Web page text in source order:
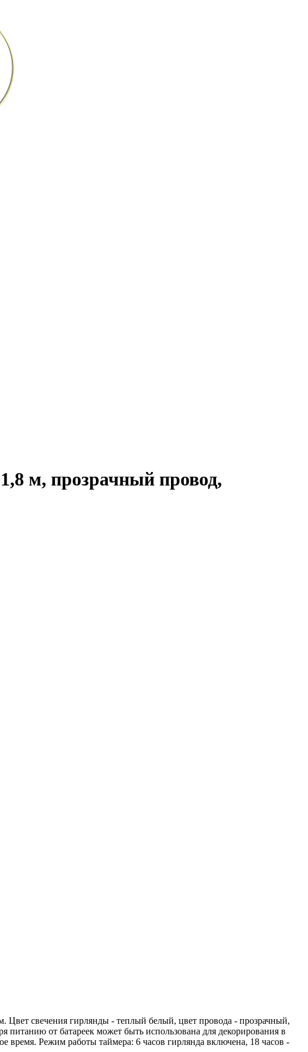
м, прозрачный провод,
Цвет свечения гирлянды - теплый белый, цвет провода - прозрачный,
от батареек может быть использована для декорирования в
время. Режим работы таймера: 6 часов гирлянда включена, 18 часов -